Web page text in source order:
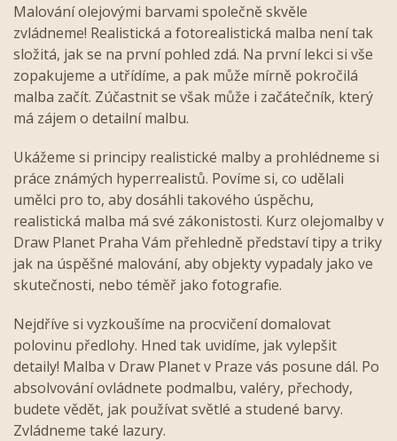
Malování olejovými barvami společně skvěle
zvládneme! Realistická a fotorealistická malba není tak
složitá, jak se na první pohled zdá. Na první lekci si vše
zopakujeme a utřídíme, a pak může mírně pokročilá
malba začít. Zúčastnit se však může i začátečník, který
má zájem o detailní malbu.
Ukážeme si principy realistické malby a prohlédneme si
práce známých hyperrealistů. Povíme si, co udělali
umělci pro to, aby dosáhli takového úspěchu,
realistická malba má své zákonistosti. Kurz olejomalby v
Draw Planet Praha Vám přehledně představí tipy a triky
jak na úspěšné malování, aby objekty vypadaly jako ve
skutečnosti, nebo téměř jako fotografie.
Nejdříve si vyzkoušíme na procvičení domalovat
polovinu předlohy. Hned tak uvidíme, jak vylepšit
detaily! Malba v Draw Planet v Praze vás posune dál. Po
absolvování ovládnete podmalbu, valéry, přechody,
budete vědět, jak používat světlé a studené barvy.
Zvládneme také lazury.